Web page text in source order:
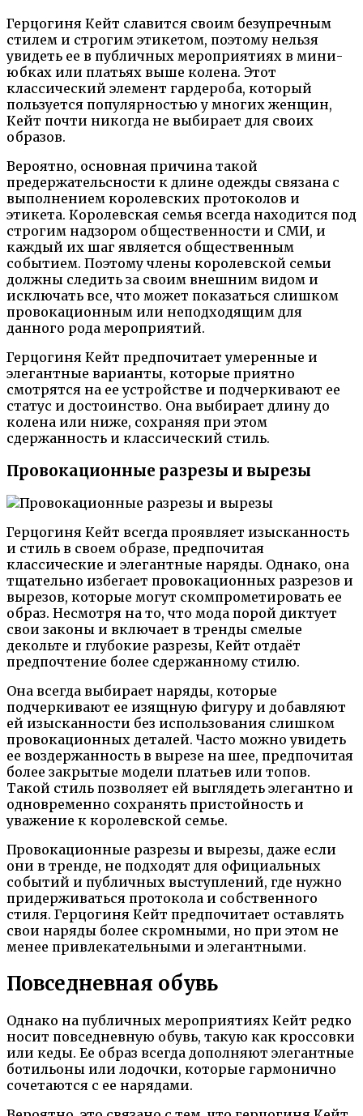
Герцогиня Кейт славится своим безупречным
стилем и строгим этикетом, поэтому нельзя
увидеть ее в публичных мероприятиях в мини-
юбках или платьях выше колена. Этот
классический элемент гардероба, который
пользуется популярностью у многих женщин,
Кейт почти никогда не выбирает для своих
образов.
Вероятно, основная причина такой
предержательсности к длине одежды связана с
выполнением королевских протоколов и
этикета. Королевская семья всегда находится под
строгим надзором общественности и СМИ, и
каждый их шаг является общественным
событием. Поэтому члены королевской семьи
должны следить за своим внешним видом и
исключать все, что может показаться слишком
провокационным или неподходящим для
данного рода мероприятий.
Герцогиня Кейт предпочитает умеренные и
элегантные варианты, которые приятно
смотрятся на ее устройстве и подчеркивают ее
статус и достоинство. Она выбирает длину до
колена или ниже, сохраняя при этом
сдержанность и классический стиль.
Провокационные разрезы и вырезы
Герцогиня Кейт всегда проявляет изысканность
и стиль в своем образе, предпочитая
классические и элегантные наряды. Однако, она
тщательно избегает провокационных разрезов и
вырезов, которые могут скомпрометировать ее
образ. Несмотря на то, что мода порой диктует
свои законы и включает в тренды смелые
декольте и глубокие разрезы, Кейт отдаёт
предпочтение более сдержанному стилю.
Она всегда выбирает наряды, которые
подчеркивают ее изящную фигуру и добавляют
ей изысканности без использования слишком
провокационных деталей. Часто можно увидеть
ее воздержанность в вырезе на шее, предпочитая
более закрытые модели платьев или топов.
Такой стиль позволяет ей выглядеть элегантно и
одновременно сохранять пристойность и
уважение к королевской семье.
Провокационные разрезы и вырезы, даже если
они в тренде, не подходят для официальных
событий и публичных выступлений, где нужно
придерживаться протокола и собственного
стиля. Герцогиня Кейт предпочитает оставлять
свои наряды более скромными, но при этом не
менее привлекательными и элегантными.
Повседневная обувь
Однако на публичных мероприятиях Кейт редко
носит повседневную обувь, такую как кроссовки
или кеды. Ее образ всегда дополняют элегантные
ботильоны или лодочки, которые гармонично
сочетаются с ее нарядами.